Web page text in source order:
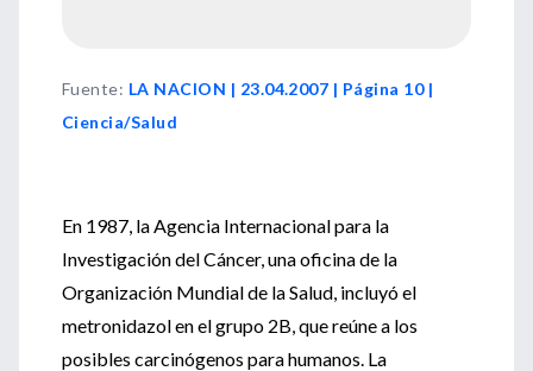
Fuente: LA NACION | 23.04.2007 | Página 10 |
Ciencia/Salud
En 1987, la Agencia Internacional para la
Investigación del Cáncer, una oficina de la
Organización Mundial de la Salud, incluyó el
metronidazol en el grupo 2B, que reúne a los
posibles carcinógenos para humanos. La